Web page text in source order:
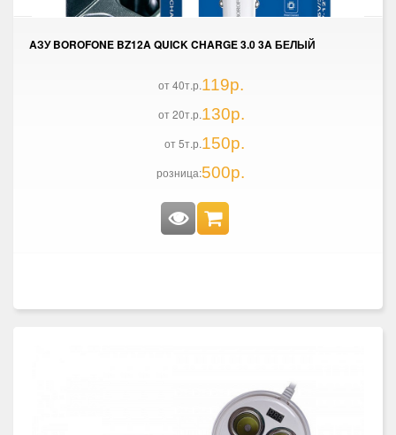
AЗУ BOROFONE BZ12A QUICK CHARGE 3.0 3A БЕЛЫЙ
от 40т.р.119р.
от 20т.р.130р.
от 5т.р.150р.
розница:500р.